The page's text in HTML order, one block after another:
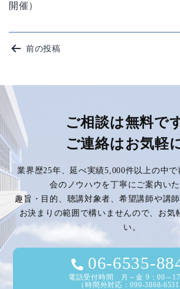
開催）
投
ナ
ビ
ゲ
ー
シ
ョ
ン
前の投稿
ご相談は無料で
ご連絡はお気軽
業界歴25年、延べ実績5,000件以上の中
会のノウハウを丁寧にご案内いた
趣旨・目的、聴講対象者、希望講師や講
お決まりの範囲で構いませんので、お気
い。
06-6535-
電話受付時間 月～金 9：00～
（時間外対応：090-3868-6531